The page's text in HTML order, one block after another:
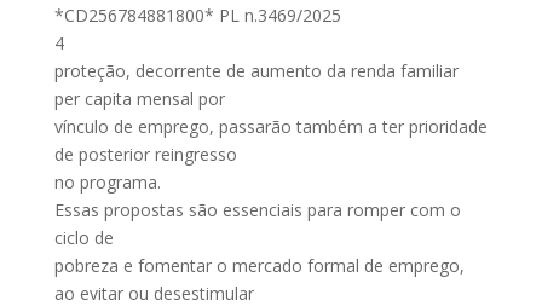
*CD256784881800* PL n.3469/2025
4
proteção, decorrente de aumento da renda familiar
per capita mensal por
vínculo de emprego, passarão também a ter prioridade
de posterior reingresso
no programa.
Essas propostas são essenciais para romper com o
ciclo de
pobreza e fomentar o mercado formal de emprego,
ao evitar ou desestimular